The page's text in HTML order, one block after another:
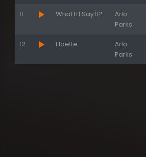
11 What If I Say It?
Arlo
Parks
12 Floette
Arlo
Parks